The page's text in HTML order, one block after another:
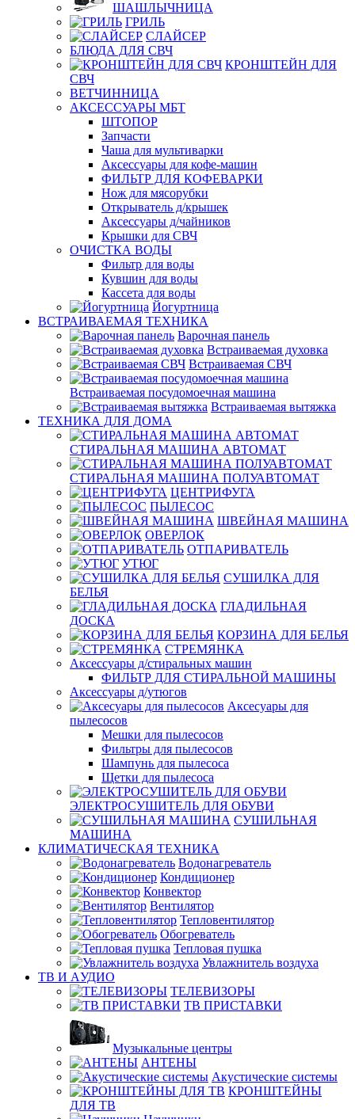
ШАШЛЫЧНИЦА
ГРИЛЬ
СЛАЙСЕР
БЛЮДА ДЛЯ СВЧ
КРОНШТЕЙН ДЛЯ
СВЧ
ВЕТЧИННИЦА
АКСЕССУАРЫ МБТ
ШТОПОР
Запчасти
Чаша для мультиварки
Аксессуары для кофе-машин
ФИЛЬТР ДЛЯ КОФЕВАРКИ
Нож для мясорубки
Открыватель д/крышек
Аксессуары д/чайников
Крышки для СВЧ
ОЧИСТКА ВОДЫ
Фильтр для воды
Кувшин для воды
Кассета для воды
Йогуртница
ВСТРАИВАЕМАЯ ТЕХНИКА
Варочная панель
Встраиваемая духовка
Встраиваемая СВЧ
Встраиваемая посудомоечная машина
Встраиваемая вытяжка
ТЕХНИКА ДЛЯ ДОМА
СТИРАЛЬНАЯ МАШИНА АВТОМАТ
СТИРАЛЬНАЯ МАШИНА ПОЛУАВТОМАТ
ЦЕНТРИФУГА
ПЫЛЕСОС
ШВЕЙНАЯ МАШИНА
ОВЕРЛОК
ОТПАРИВАТЕЛЬ
УТЮГ
СУШИЛКА ДЛЯ
БЕЛЬЯ
ГЛАДИЛЬНАЯ
ДОСКА
КОРЗИНА ДЛЯ БЕЛЬЯ
СТРЕМЯНКА
Аксессуары д/стиральных машин
ФИЛЬТР ДЛЯ СТИРАЛЬНОЙ МАШИНЫ
Аксессуары д/утюгов
Аксесуары для
пылесосов
Мешки для пылесосов
Фильтры для пылесосов
Шампунь для пылесоса
Щетки для пылесоса
ЭЛЕКТРОСУШИТЕЛЬ ДЛЯ ОБУВИ
СУШИЛЬНАЯ
МАШИНА
КЛИМАТИЧЕСКАЯ ТЕХНИКА
Водонагреватель
Кондиционер
Конвектор
Вентилятор
Тепловентилятор
Обогреватель
Тепловая пушка
Увлажнитель воздуха
ТВ И AУДИО
ТЕЛЕВИЗОРЫ
ТВ ПРИСТАВКИ
Музыкальные центры
АНТЕНЫ
Акустические системы
КРОНШТЕЙНЫ
ДЛЯ ТВ